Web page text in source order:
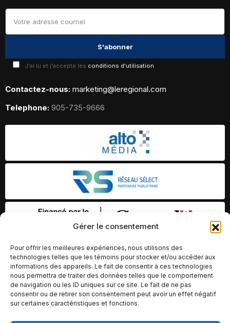
Gérer le consentement
Pour offrir les meilleures expériences, nous utilisons des
technologies telles que les témoins pour stocker et/ou accéder aux
informations des appareils. Le fait de consentir à ces technologies
nous permettra de traiter des données telles que le comportement
de navigation ou les ID uniques sur ce site. Le fait de ne pas
consentir ou de retirer son consentement peut avoir un effet négatif
sur certaines caractéristiques et fonctions.
J'ai lu et j'accepte les conditions d'utilisation
Contactez-nous: marketing@leregional.com
Telephone: 905-735-9666